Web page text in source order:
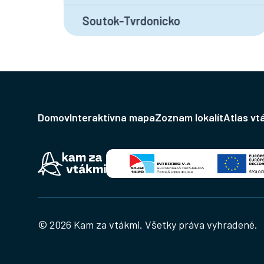
Soutok-Tvrdonicko
DomovInteraktívna mapaZoznam lokalítAtlas
© 2026 Kam za vtákmi. Všetky práva vyhradené.